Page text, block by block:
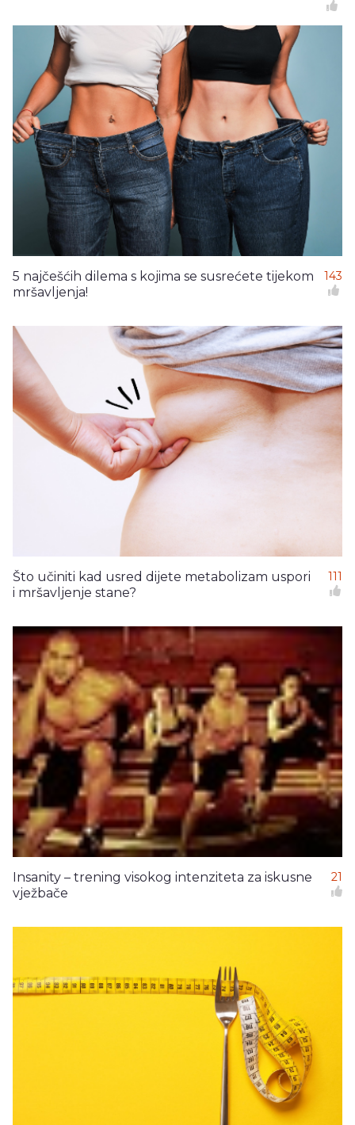
5 najčešćih dilema s kojima se susrećete tijekom
mršavljenja!
143
Što učiniti kad usred dijete metabolizam uspori
i mršavljenje stane?
111
Insanity – trening visokog intenziteta za iskusne
vježbače
21